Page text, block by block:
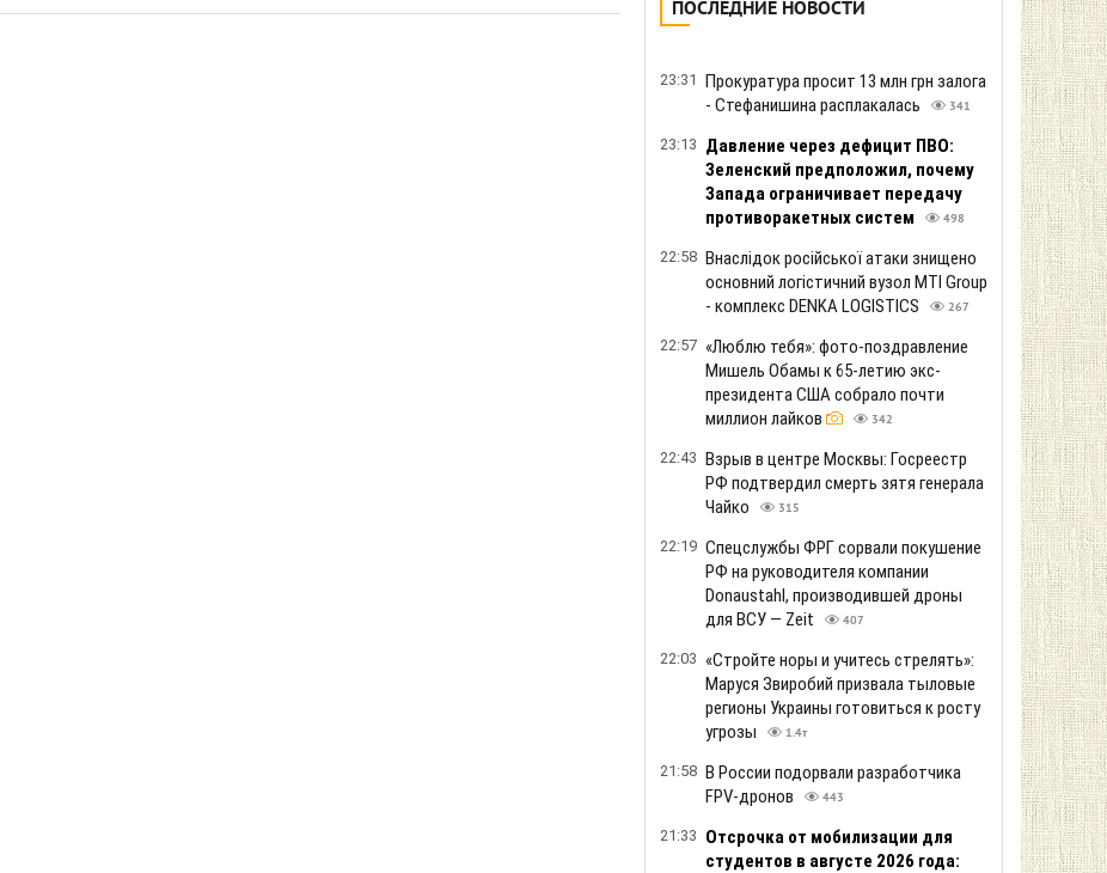
ПОСЛЕДНИЕ НОВОСТИ
23:31 Прокуратура просит 13 млн грн залога
- Стефанишина расплакалась
341
23:13 Давление через дефицит ПВО:
Зеленский предположил, почему
Запада ограничивает передачу
противоракетных систем
498
22:58 Внаслідок російської атаки знищено
основний логістичний вузол MTI Group
- комплекс DENKA LOGISTICS
267
22:57 «Люблю тебя»: фото-поздравление
Мишель Обамы к 65-летию экс-
президента США собрало почти
миллион лайков
342
22:43 Взрыв в центре Москвы: Госреестр
РФ подтвердил смерть зятя генерала
Чайко
315
22:19 Спецслужбы ФРГ сорвали покушение
РФ на руководителя компании
Donaustahl, производившей дроны
для ВСУ — Zeit
407
22:03 «Стройте норы и учитесь стрелять»:
Маруся Звиробий призвала тыловые
регионы Украины готовиться к росту
угрозы
1.4т
21:58 В России подорвали разработчика
FPV-дронов
443
21:33 Отсрочка от мобилизации для
студентов в августе 2026 года: